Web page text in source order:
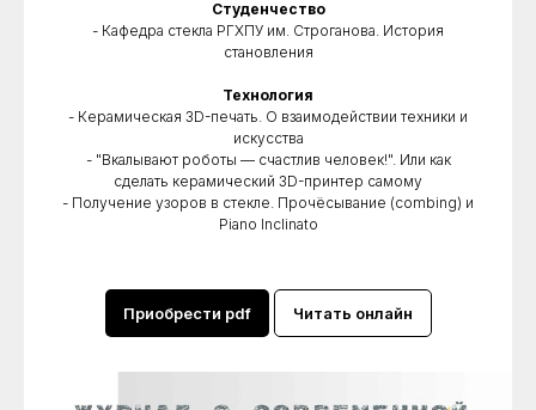
Студенчество
- Кафедра стекла РГХПУ им. Строганова. История
становления
Технология
- Керамическая 3D-печать. О взаимодействии техники и
искусства
- "Вкалывают роботы — счастлив человек!". Или как
сделать керамический 3D-принтер самому
- Получение узоров в стекле. Прочёсывание (combing) и
Piano Inclinato
Приобрести pdf Читать онлайн